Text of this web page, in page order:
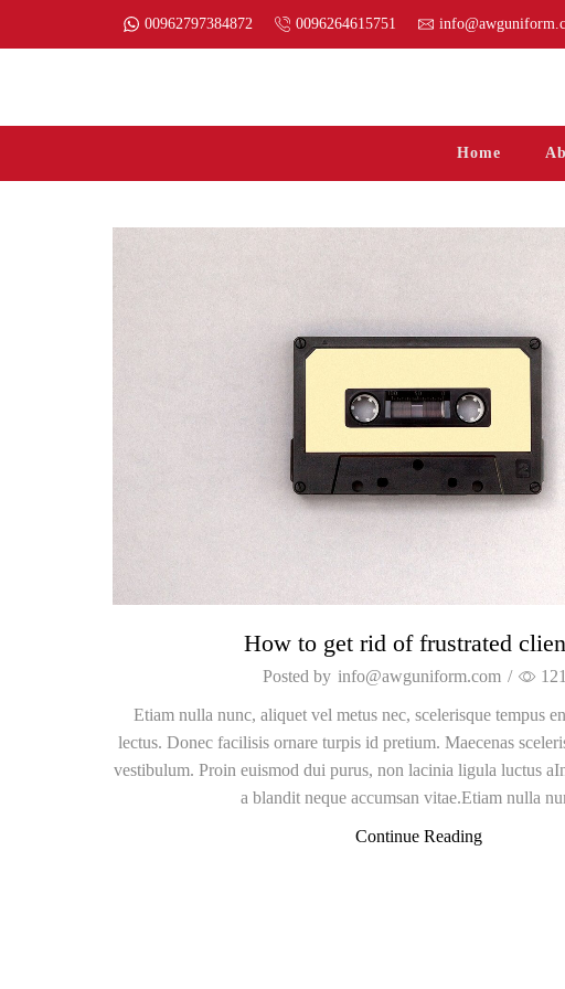
00962797384872 0096264615751
Home
How to get rid of frustrated
Posted by info@awguniform.com /
Etiam nulla nunc, aliquet vel metus nec, scelerisque tempus
lectus. Donec facilisis ornare turpis id pretium. Maecenas
vestibulum. Proin euismod dui purus, non lacinia ligula luctus
a blandit neque accumsan vitae.Etiam nulla
Continue Reading